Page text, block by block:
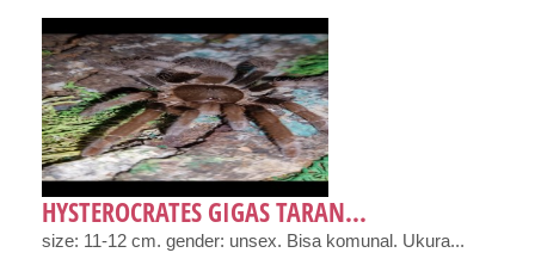
HYSTEROCRATES GIGAS TARAN...
size: 11-12 cm. gender: unsex. Bisa komunal. Ukura...